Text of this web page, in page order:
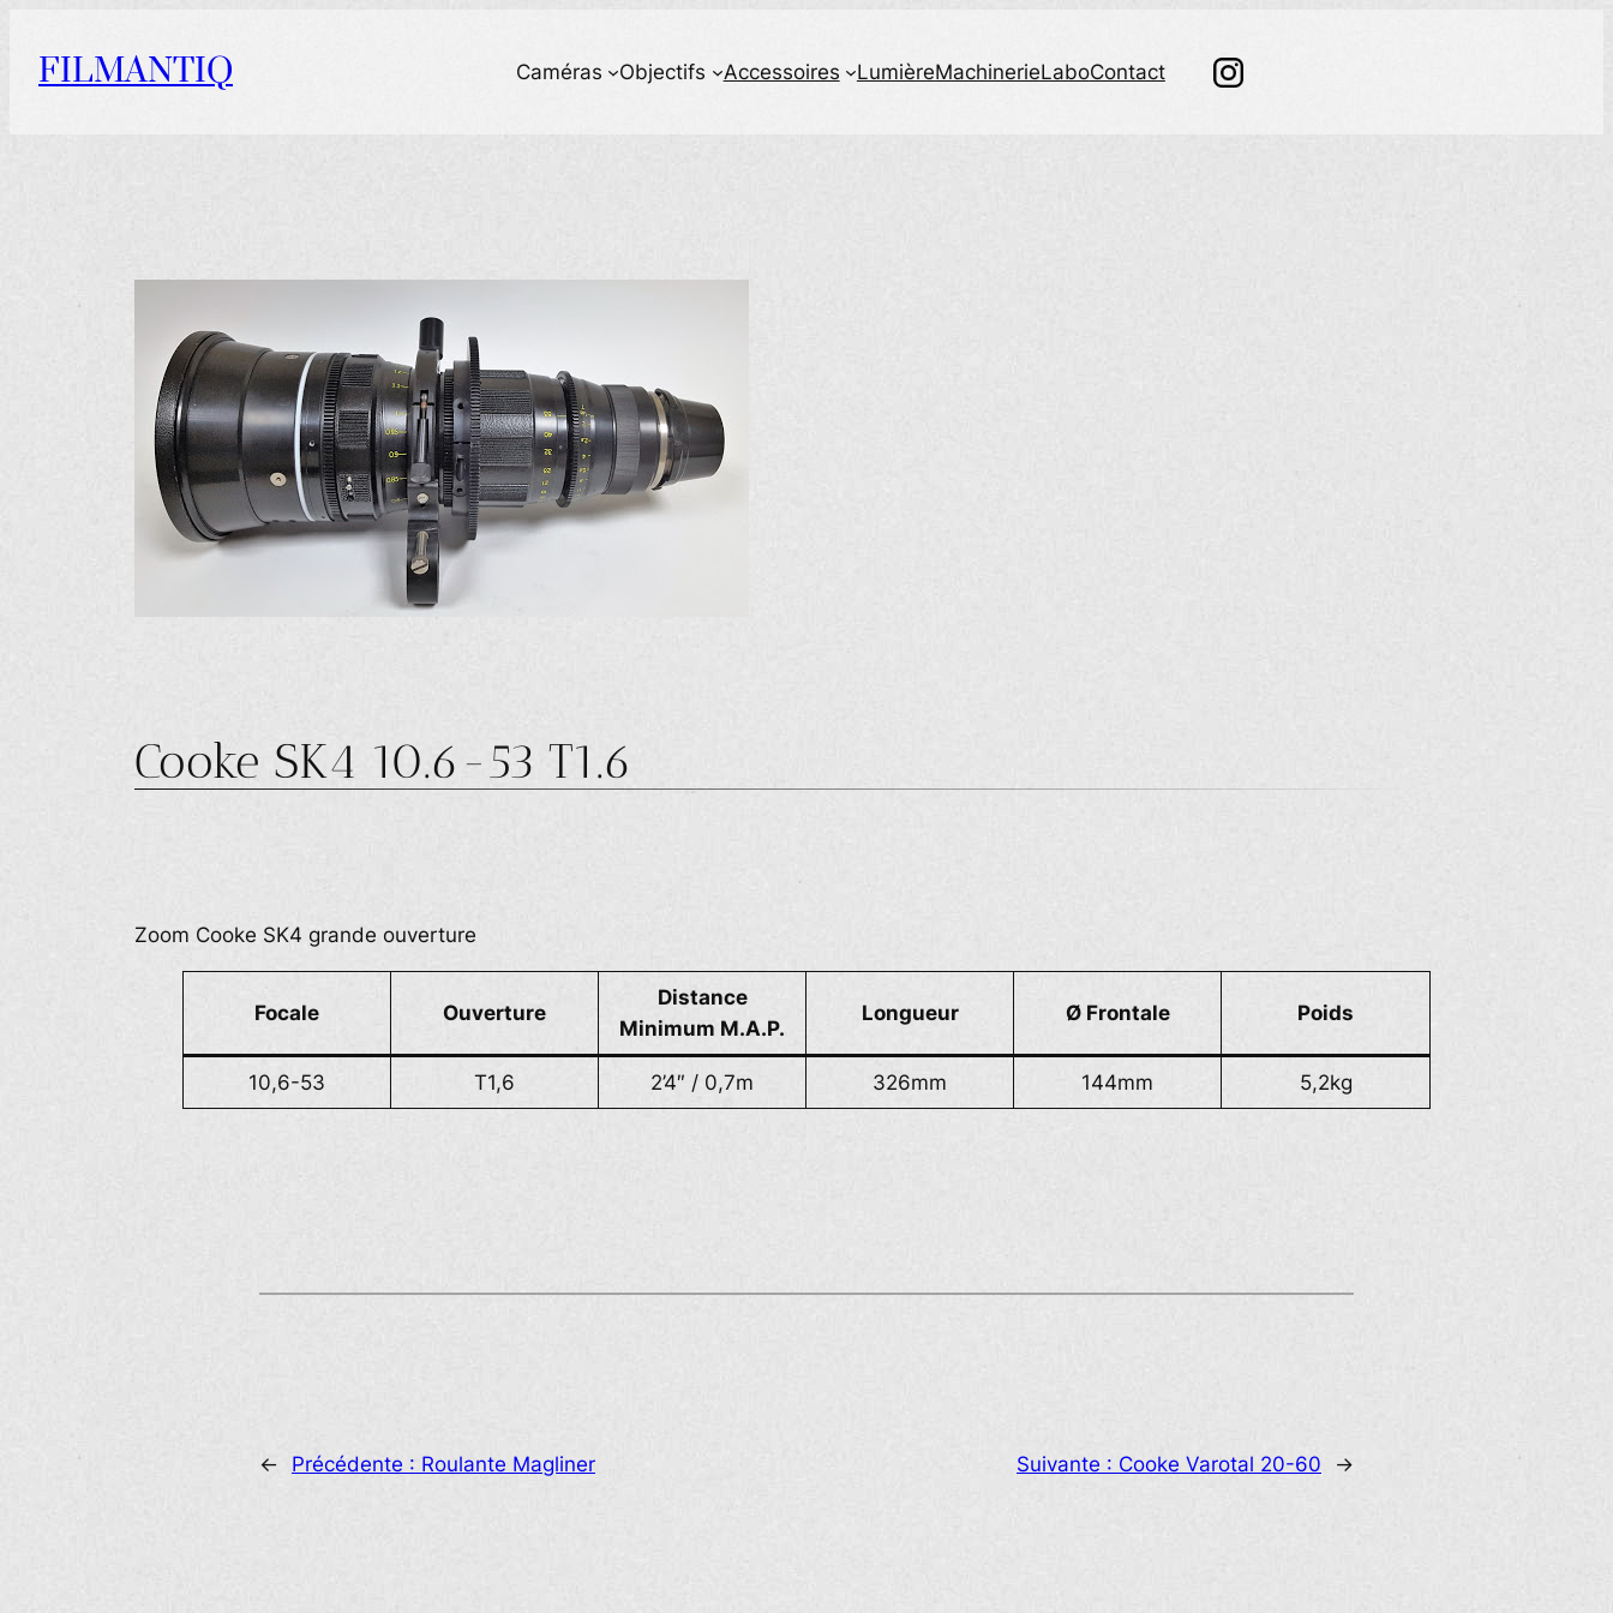
contenu
FILMANTIQ Caméras Objectifs Accessoires LumièreMachinerieLaboContact
Cooke SK4 10.6-53 T1.6
Zoom Cooke SK4 grande ouverture
Focale Ouverture
Distance
Minimum M.A.P.
Longueur Ø Frontale Poids
10,6-53 T1,6 2’4″ / 0,7m 326mm 144mm 5,2kg
← Précédente : Roulante Magliner Suivante : Cooke Varotal 20-60 →